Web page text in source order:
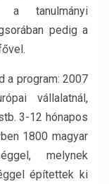
a tanulmányi
pedig a
a program: 2007
vállalatnál,
3-12 hónapos
1800 magyar
melynek
építettek ki